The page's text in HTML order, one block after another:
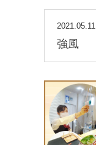
2021.05.11
強風